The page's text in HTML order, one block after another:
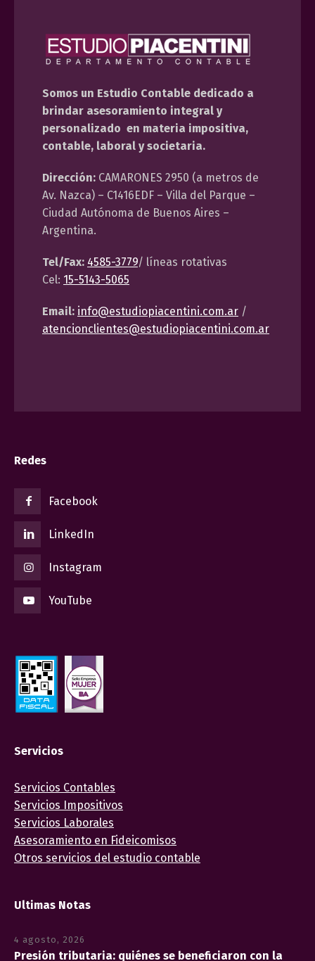
Somos un Estudio Contable dedicado a
brindar asesoramiento integral y
personalizado en materia impositiva,
contable, laboral y societaria.
Dirección: CAMARONES 2950 (a metros de
Av. Nazca) – C1416EDF – Villa del Parque –
Ciudad Autónoma de Buenos Aires –
Argentina.
Tel/Fax: 4585-3779/ líneas rotativas
Cel: 15-5143-5065
Email: info@estudiopiacentini.com.ar /
atencionclientes@estudiopiacentini.com.ar
Redes
Facebook
LinkedIn
Instagram
YouTube
Servicios
Servicios Contables
Servicios Impositivos
Servicios Laborales
Asesoramiento en Fideicomisos
Otros servicios del estudio contable
Ultimas Notas
4 agosto, 2026
Presión tributaria: quiénes se beneficiaron con la